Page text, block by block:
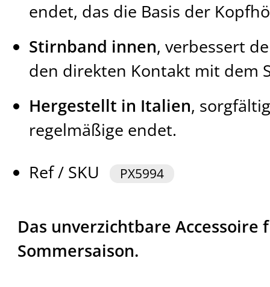
endet, das die Basis der
Stirnband innen, verbessert
den direkten Kontakt mit dem
Hergestellt in Italien,
regelmäßige endet.
Ref / SKU
PX5994
Das unverzichtbare Accessoire
Sommersaison.